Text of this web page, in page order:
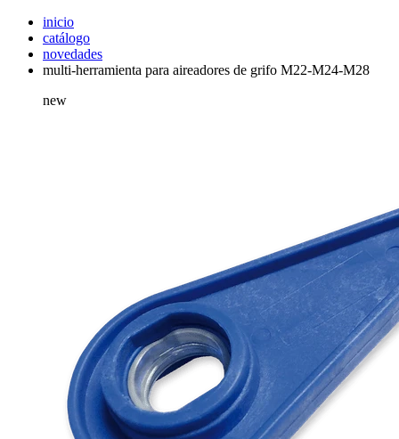
inicio
catálogo
novedades
multi-herramienta para aireadores de grifo M22-M24-M28
new